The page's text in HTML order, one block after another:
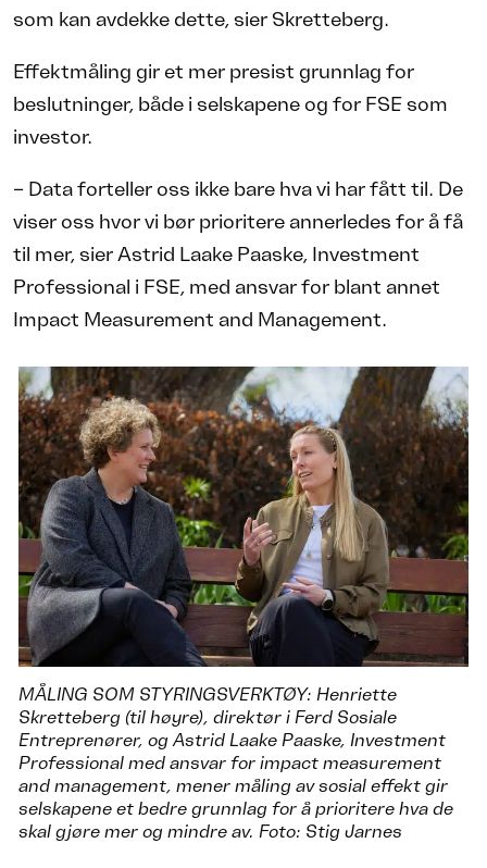
som kan avdekke dette, sier Skretteberg.
Effektmåling gir et mer presist grunnlag for
beslutninger, både i selskapene og for FSE som
investor.
– Data forteller oss ikke bare hva vi har fått til. De
viser oss hvor vi bør prioritere annerledes for å få
til mer, sier Astrid Laake Paaske, Investment
Professional i FSE, med ansvar for blant annet
Impact Measurement and Management.
MÅLING SOM STYRINGSVERKTØY: Henriette
Skretteberg (til høyre), direktør i Ferd Sosiale
Entreprenører, og Astrid Laake Paaske, Investment
Professional med ansvar for impact measurement
and management, mener måling av sosial effekt gir
selskapene et bedre grunnlag for å prioritere hva de
skal gjøre mer og mindre av. Foto: Stig Jarnes